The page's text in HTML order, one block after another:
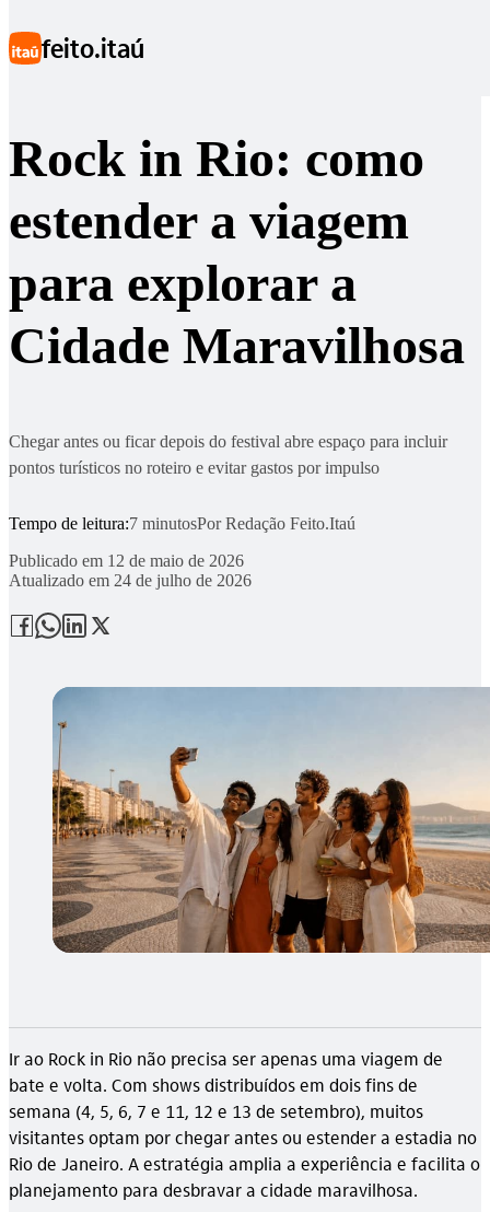
feito.itaú
Rock in Rio 2026
Rock in Rio: como
estender a viagem
para explorar a
Cidade Maravilhosa
Chegar antes ou ficar depois do festival abre espaço para incluir
pontos turísticos no roteiro e evitar gastos por impulso
Tempo de leitura:7 minutosPorRedação Feito.Itaú
Publicado em 12 de maio de 2026
Atualizado em 24 de julho de 2026
Ir ao Rock in Rio não precisa ser apenas uma viagem de
bate e volta. Com shows distribuídos em dois fins de
semana (4, 5, 6, 7 e 11, 12 e 13 de setembro), muitos
visitantes optam por chegar antes ou estender a estadia no
Rio de Janeiro. A estratégia amplia a experiência e facilita o
planejamento para desbravar a cidade maravilhosa.